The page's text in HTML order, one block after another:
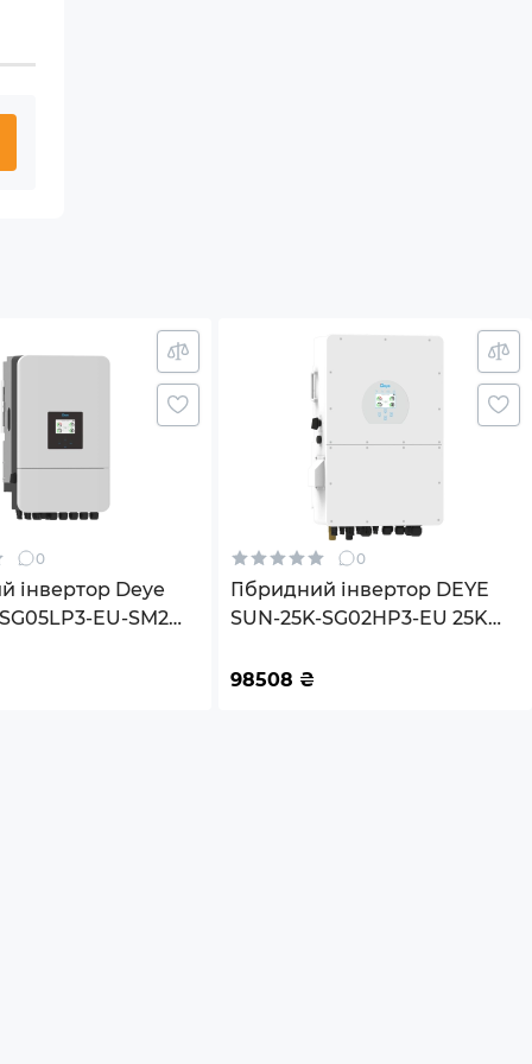
0
інвертор Deye
EU-SM2
0
Гібридний інвертор DEYE
SUN-25K-SG02HP3-EU 25KW
220/380V Трифазний
98508 ₴